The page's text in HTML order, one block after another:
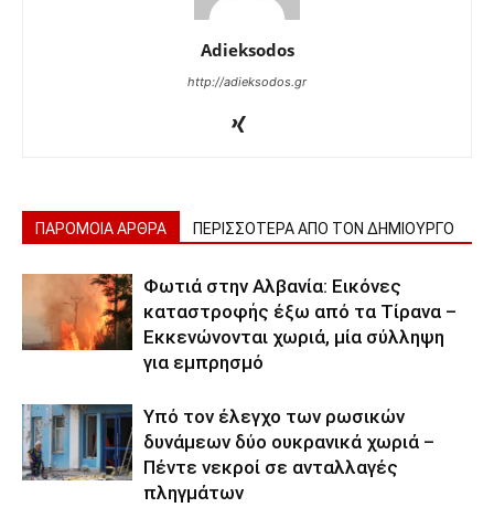
Adieksodos
http://adieksodos.gr
ΠΑΡΟΜΟΙΑ ΑΡΘΡΑ ΠΕΡΙΣΣΟΤΕΡΑ ΑΠΟ ΤΟΝ ΔΗΜΙΟΥΡΓΟ
Φωτιά στην Αλβανία: Εικόνες
καταστροφής έξω από τα Τίρανα –
Εκκενώνονται χωριά, μία σύλληψη
για εμπρησμό
Υπό τον έλεγχο των ρωσικών
δυνάμεων δύο ουκρανικά χωριά –
Πέντε νεκροί σε ανταλλαγές
πληγμάτων